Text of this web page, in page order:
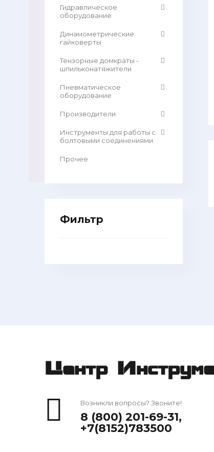
Гидравлическое
оборудование
Динамометрические
гайковерты
Тензорные домкраты -
шпильконатяжители
Пневматическое
оборудование
Производители
Инструменты для работы с
болтовыми соединениями
Прочее
Фильтр
Центр
Возникли вопросы? Звоните!
8 (800) 201-69-31,
+7(8152)783500